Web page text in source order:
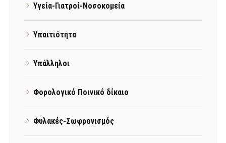
Υγεία-Γιατροί-Νοσοκομεία
Υπαιτιότητα
Υπάλληλοι
Φορολογικό Ποινικό δίκαιο
Φυλακές-Σωφρονισμός